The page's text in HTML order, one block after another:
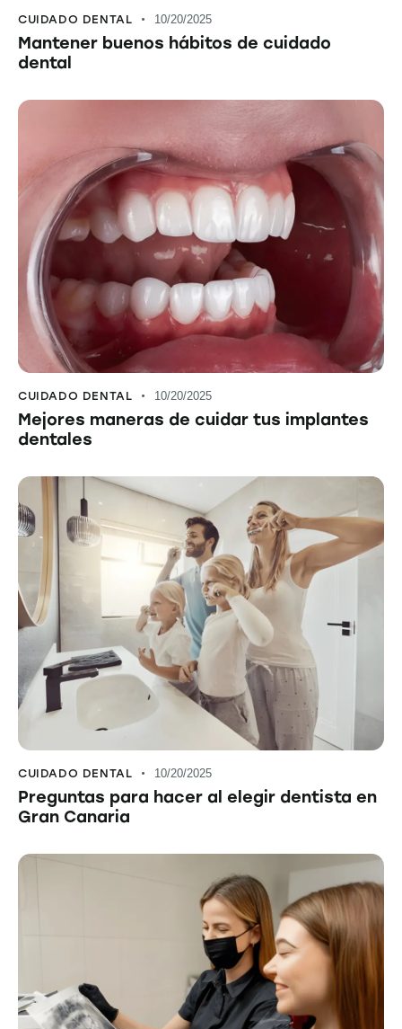
CUIDADO DENTAL 10/20/2025
Mantener buenos hábitos de cuidado
dental
CUIDADO DENTAL 10/20/2025
Mejores maneras de cuidar tus implantes
dentales
CUIDADO DENTAL 10/20/2025
Preguntas para hacer al elegir dentista en
Gran Canaria